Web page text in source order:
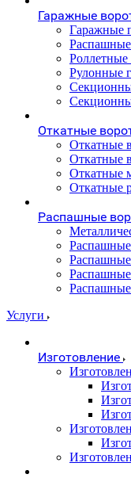
Гаражные
Гаражные
Роллетные
Рулонные
Откатные
Откатные
Откатные
Откатные
Откатные
Распашные
Распашные
Распашные
Распашные
Услуги
Изготовление